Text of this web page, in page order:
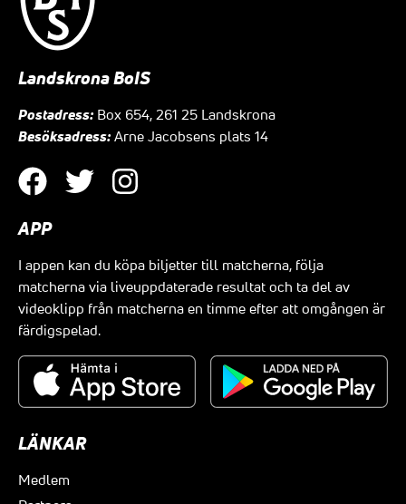
Landskrona BoIS
Postadress: Box 654, 261 25 Landskrona
Besöksadress: Arne Jacobsens plats 14
APP
I appen kan du köpa biljetter till matcherna, följa
matcherna via liveuppdaterade resultat och ta del av
videoklipp från matcherna en timme efter att omgången är
färdigspelad.
LÄNKAR
Medlem